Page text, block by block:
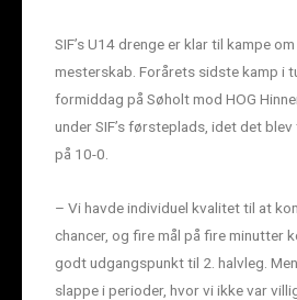
SIF’s U14 drenge er klar til kampe
mesterskab. Forårets sidste kamp i
formiddag på Søholt mod HOG
under SIF’s førsteplads, idet det
på 10-0.
– Vi havde individuel kvalitet til at
chancer, og fire mål på fire minutter
godt udgangspunkt til 2. halvleg.
slappe i perioder, hvor vi ikke var